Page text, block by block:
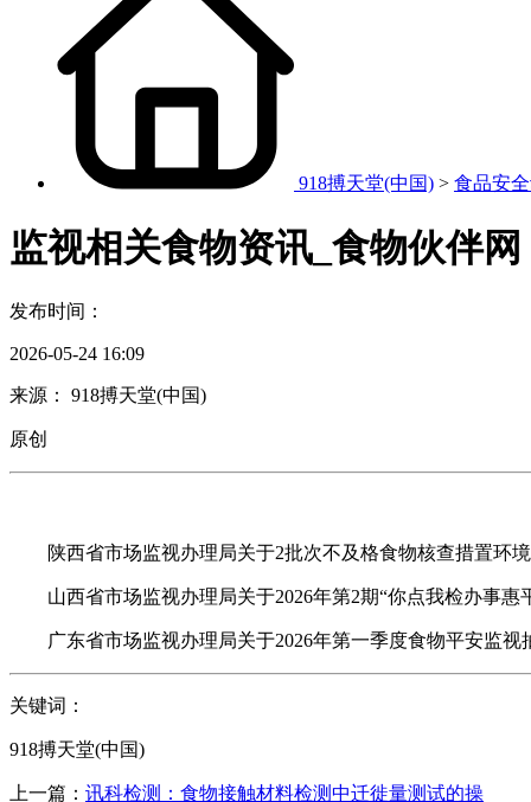
918搏天堂(中国) > 食品安
监视相关食物资讯_食物伙伴网
发布时间：
2026-05-24 16:09
来源： 918搏天堂(中国)
原创
陕西省市场监视办理局关于2批次不及格食物核查措置环境
山西省市场监视办理局关于2026年第2期“你点我检办事惠
广东省市场监视办理局关于2026年第一季度食物平安监视
关键词：
918搏天堂(中国)
上一篇： 讯科检测：食物接触材料检测中迁徙量测试的操